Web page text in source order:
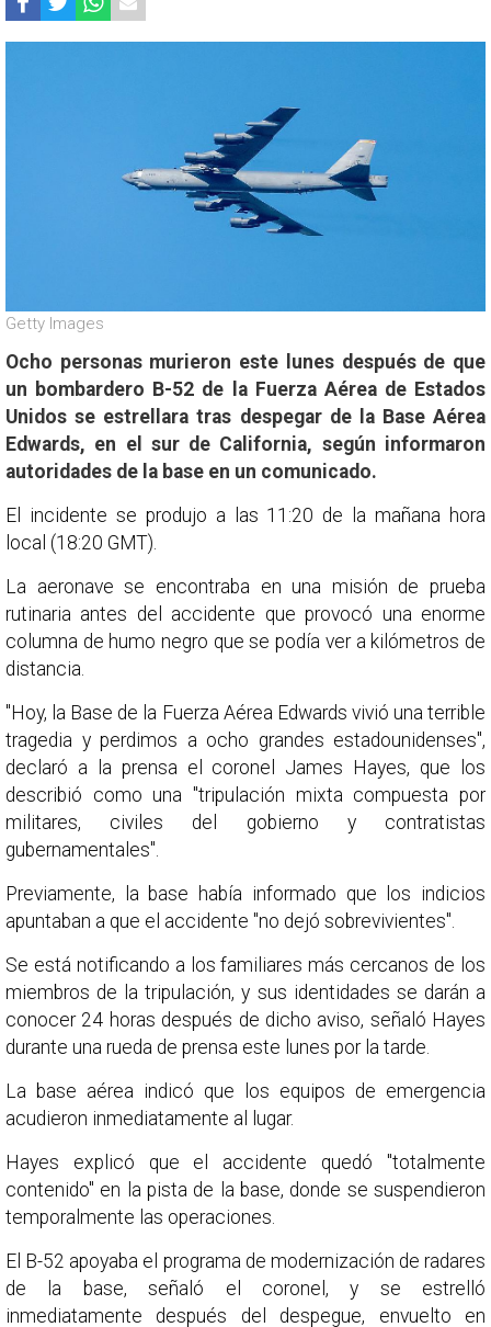
Getty Images
Ocho personas murieron este lunes después de que
un bombardero B-52 de la Fuerza Aérea de Estados
Unidos se estrellara tras despegar de la Base Aérea
Edwards, en el sur de California, según informaron
autoridades de la base en un comunicado.
El incidente se produjo a las 11:20 de la mañana hora
local (18:20 GMT).
La aeronave se encontraba en una misión de prueba
rutinaria antes del accidente que provocó una enorme
columna de humo negro que se podía ver a kilómetros de
distancia.
"Hoy, la Base de la Fuerza Aérea Edwards vivió una terrible
tragedia y perdimos a ocho grandes estadounidenses",
declaró a la prensa el coronel James Hayes, que los
describió como una "tripulación mixta compuesta por
militares, civiles del gobierno y contratistas
gubernamentales".
Previamente, la base había informado que los indicios
apuntaban a que el accidente "no dejó sobrevivientes".
Se está notificando a los familiares más cercanos de los
miembros de la tripulación, y sus identidades se darán a
conocer 24 horas después de dicho aviso, señaló Hayes
durante una rueda de prensa este lunes por la tarde.
La base aérea indicó que los equipos de emergencia
acudieron inmediatamente al lugar.
Hayes explicó que el accidente quedó "totalmente
contenido" en la pista de la base, donde se suspendieron
temporalmente las operaciones.
El B-52 apoyaba el programa de modernización de radares
de la base, señaló el coronel, y se estrelló
inmediatamente después del despegue, envuelto en